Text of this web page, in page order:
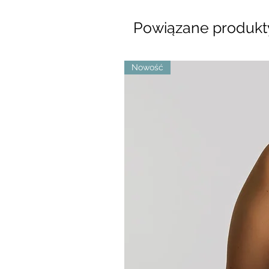
Powiązane
Nowość